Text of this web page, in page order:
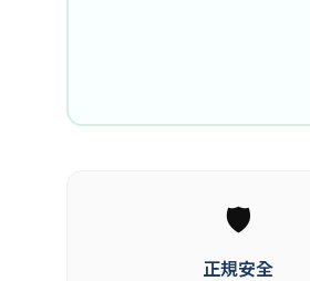
🛡️
正規安全